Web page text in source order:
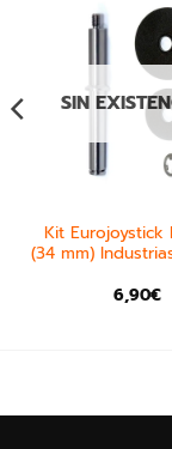
SIN
Kit Eurojoystick
(34 mm)
6,90€